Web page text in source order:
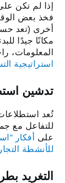
إذا لم تكن
فخذ بعض
أخرى (تعد
مكانًا جيدًا
المعلومات،
استراتيجية
تدشين
تُعد
للتفاعل مع
على أفكار
للأنشطة
التغريد